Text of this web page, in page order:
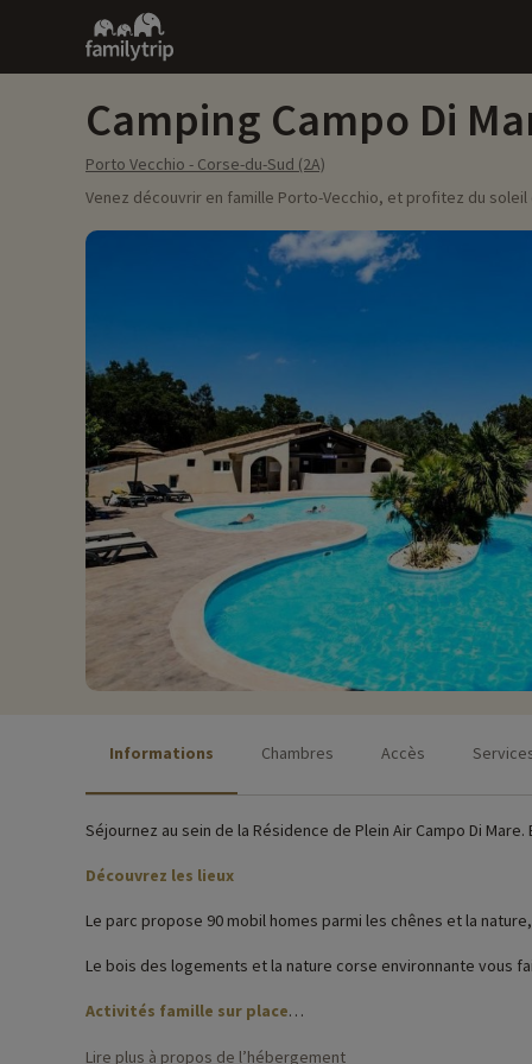
Family
trip
Camping Campo Di
Porto Vecchio - Corse-du-Sud (2A)
Venez découvrir en famille Porto-Vecchio, et profitez du soleil
Informations Chambres Accès
Séjournez au sein de la Résidence de Plein Air Campo Di
Découvrez les lieux
Le parc propose 90 mobil homes parmi les chênes et la
Le bois des logements et la nature corse environnante vous
Activités famille sur place
Pour des informations très précises sur les activités à faire
Lire plus à propos de l’hébergement